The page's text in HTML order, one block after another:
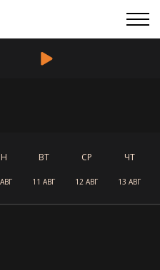
ВТ
11 АВГ
СР
12 АВГ
ЧТ
13 АВГ